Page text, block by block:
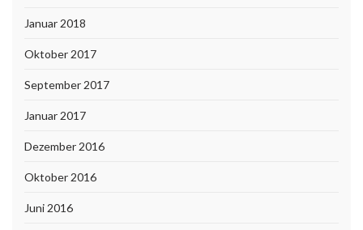
Januar 2018
Oktober 2017
September 2017
Januar 2017
Dezember 2016
Oktober 2016
Juni 2016